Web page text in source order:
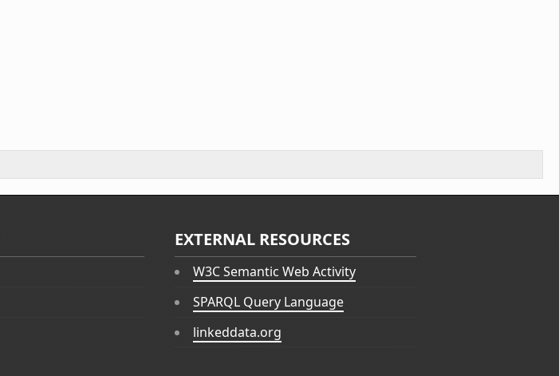
EXTERNAL RESOURCES
W3C Semantic Web Activity
SPARQL Query Language
linkeddata.org